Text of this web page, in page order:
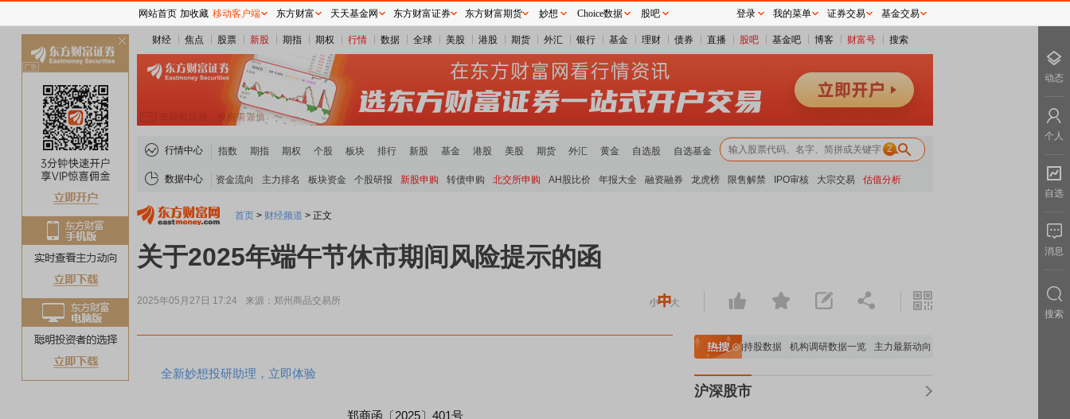
财经 焦点 股票 新股 期指 期权 行情 数据 全球 美股 港股 期货 外汇 银行 基金 理财 债券 直播 股吧 基金吧 博客 财富号 搜索
行情中心 指数 期指 期权 个股 板块 排行 新股 基金 港股 美股 期货 外汇 黄金 自选股 自选基金 2
数据中心 资金流向 主力排名 板块资金 个股研报 新股申购 转债申购 北交所申购 AH股比价 年报大全 融资融券 龙虎榜 限售解禁 IPO审核 大宗交易 估值分析
首页 > 财经频道 > 正文
关于2025年端午节休市期间风险提示的函
2025年05月27日 17:24 来源：郑州商品交易所
全新妙想投研助理，立即体验
郑商函〔2025〕401号
重要机构持股数据 机构调研数据一览 主力最新动向
沪深股市
网站首页 加收藏 移动客户端 东方财富 天天基金网 东方财富证券 东方财富期货 妙想 Choice数据 股吧 登录 我的菜单 证券交易 基金交易
动态
个人
自选
消息
搜索
关